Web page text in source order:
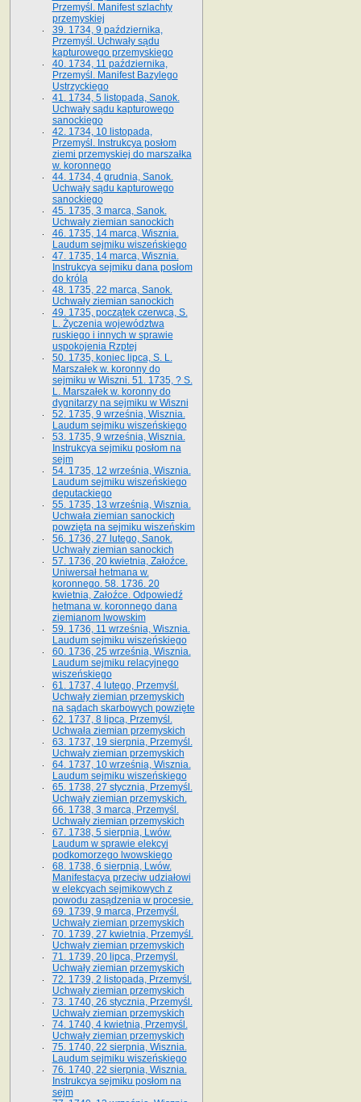
Przemyśl. Manifest szlachty
przemyskiej
39. 1734, 9 października,
Przemyśl. Uchwały sądu
kapturowego przemyskiego
40. 1734, 11 października,
Przemyśl. Manifest Bazylego
Ustrzyckiego
41. 1734, 5 listopada, Sanok.
Uchwały sądu kapturowego
sanockiego
42. 1734, 10 listopada,
Przemyśl. Instrukcya posłom
ziemi przemyskiej do marszałka
w. koronnego
44. 1734, 4 grudnia, Sanok.
Uchwały sądu kapturowego
sanockiego
45. 1735, 3 marca, Sanok.
Uchwały ziemian sanockich
46. 1735, 14 marca, Wisznia.
Laudum sejmiku wiszeńskiego
47. 1735, 14 marca, Wisznia.
Instrukcya sejmiku dana posłom
do króla
48. 1735, 22 marca, Sanok.
Uchwały ziemian sanockich
49. 1735, początek czerwca, S.
L. Życzenia województwa
ruskiego i innych w sprawie
uspokojenia Rzptej
50. 1735, koniec lipca, S. L.
Marszałek w. koronny do
sejmiku w Wiszni. 51. 1735, ? S.
L. Marszałek w. koronny do
dygnitarzy na sejmiku w Wiszni
52. 1735, 9 września, Wisznia.
Laudum sejmiku wiszeńskiego
53. 1735, 9 września, Wisznia.
Instrukcya sejmiku posłom na
sejm
54. 1735, 12 września, Wisznia.
Laudum sejmiku wiszeńskiego
deputackiego
55. 1735, 13 września, Wisznia.
Uchwała ziemian sanockich
powzięta na sejmiku wiszeńskim
56. 1736, 27 lutego, Sanok.
Uchwały ziemian sanockich
57. 1736, 20 kwietnia, Załoźce.
Uniwersał hetmana w.
koronnego. 58. 1736. 20
kwietnia, Załoźce. Odpowiedź
hetmana w. koronnego dana
ziemianom lwowskim
59. 1736, 11 września, Wisznia.
Laudum sejmiku wiszeńskiego
60. 1736, 25 września, Wisznia.
Laudum sejmiku relacyjnego
wiszeńskiego
61. 1737, 4 lutego, Przemyśl.
Uchwały ziemian przemyskich
na sądach skarbowych powzięte
62. 1737, 8 lipca, Przemyśl.
Uchwała ziemian przemyskich
63. 1737, 19 sierpnia, Przemyśl.
Uchwały ziemian przemyskich
64. 1737, 10 września, Wisznia.
Laudum sejmiku wiszeńskiego
65. 1738, 27 stycznia, Przemyśl.
Uchwały ziemian przemyskich­­.
66. 1738, 3 marca, Przemyśl.
Uchwały ziemian przemyskich­
67. 1738, 5 sierpnia, Lwów.
Laudum w sprawie elekcyi
podkomorzego lwowskiego
68. 1738, 6 sierpnia, Lwów.
Manifestacya przeciw udziałowi
w elekcyach sejmikowych z
powodu zasądzenia w procesie.
69. 1739, 9 marca, Przemyśl.
Uchwały ziemian przemyskich
70. 1739, 27 kwietnia, Przemyśl.
Uchwały ziemian przemyskich
71. 1739, 20 lipca, Przemyśl.
Uchwały ziemian przemyskich
72. 1739, 2 listopada, Przemyśl.
Uchwały ziemian przemyskich
73. 1740, 26 stycznia, Przemyśl.
Uchwały ziemian przemyskich
74. 1740, 4 kwietnia, Przemyśl.
Uchwały ziemian przemyskich
75. 1740, 22 sierpnia, Wisznia.
Laudum sejmiku wiszeńskiego
76. 1740, 22 sierpnia, Wisznia.
Instrukcya sejmiku posłom na
sejm